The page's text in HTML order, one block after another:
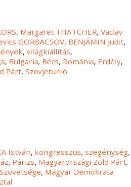
, Margaret THATCHER,Vaclav
GORBACSOV, BENJÁMIN Judit,
,világkiállítás,
, Bulgária, Bécs, Románia, Erdély,
Párt,Szovjetunió
István, kongresszus,szegénység,
, Párizs, Magyarországi Zöld Párt,
, Magyar Demokrata